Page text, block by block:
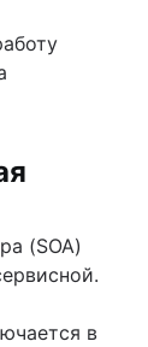
(SOA)
в